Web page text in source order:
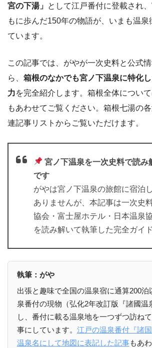
宮の下湯」 として江戸番付に登載され
もに歩んだ150年の物語が、いまも温泉
ています。
この記事では、がやが一次史料と公式
ら、 箱根のなかでも宮ノ下温泉に特化
力を完全紹介します。箱根全体につい
もあわせてご覧ください。箱根七湯の
連記事リストからご覧いただけます。
宮ノ下温泉を一次史料で読み
です
がやは宮ノ下温泉の旅館に宿泊
ありませんが、本記事は一次史
協会・富士屋ホテル・日本温泉
を読み解いて執筆した完全ガイド
執筆：がや
出張と趣味で全国の温泉宿に通算200泊
泉番付の現物（弘化2年改訂版『諸國温
し、番付に載る温泉地を一つずつ訪ね
事にしています。 江戸の温泉番付『諸
温泉名にして地図に表記した記事もあ